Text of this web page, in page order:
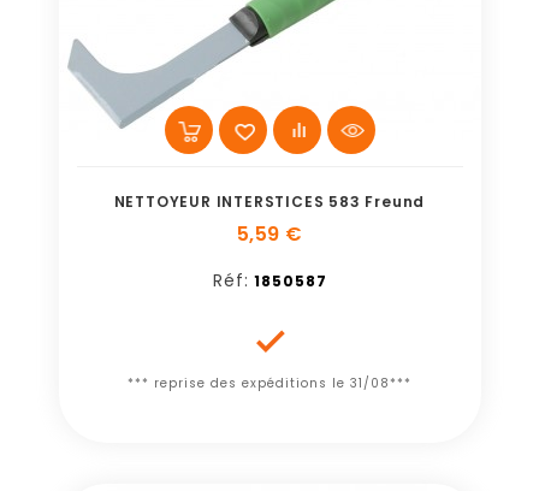
NETTOYEUR INTERSTICES 583 Freund
5,59 €
Réf: 1850587

*** reprise des expéditions le 31/08***